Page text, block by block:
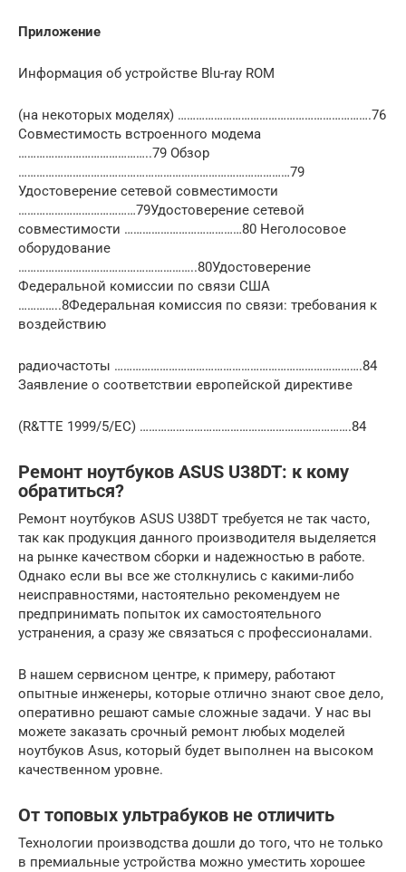
Приложение
Информация об устройстве Blu-ray ROM
(на некоторых моделях) ……………………………………………………….76
Совместимость встроенного модема
……………………………………..79 Обзор
………………………………………………………………………………79
Удостоверение сетевой совместимости
…………………………………79Удостоверение сетевой
совместимости …………………………………80 Неголосовое
оборудование
…………………………………………………..80Удостоверение
Федеральной комиссии по связи США
…………..8Федеральная комиссия по связи: требования к
воздействию
радиочастоты ……………………………………………………………………….84
Заявление о соответствии европейской директиве
(R&TTE 1999/5/EC) …………………………………………………………….84
Ремонт ноутбуков ASUS U38DT: к кому
обратиться?
Ремонт ноутбуков ASUS U38DT требуется не так часто,
так как продукция данного производителя выделяется
на рынке качеством сборки и надежностью в работе.
Однако если вы все же столкнулись с какими-либо
неисправностями, настоятельно рекомендуем не
предпринимать попыток их самостоятельного
устранения, а сразу же связаться с профессионалами.
В нашем сервисном центре, к примеру, работают
опытные инженеры, которые отлично знают свое дело,
оперативно решают самые сложные задачи. У нас вы
можете заказать срочный ремонт любых моделей
ноутбуков Asus, который будет выполнен на высоком
качественном уровне.
От топовых ультрабуков не отличить
Технологии производства дошли до того, что не только
в премиальные устройства можно уместить хорошее